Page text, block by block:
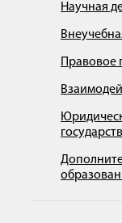
Научная
Правовое